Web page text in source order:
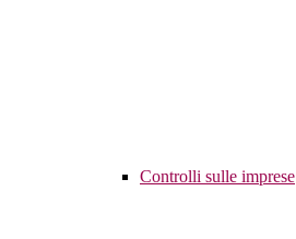
Controlli sulle imprese